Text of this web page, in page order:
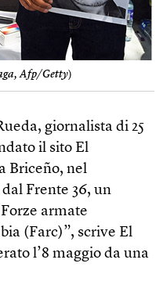
Afp/Getty)
giornalista di 25
il sito El
Briceño, nel
Frente 36, un
armate
(Farc)”, scrive El
l’8 maggio da una